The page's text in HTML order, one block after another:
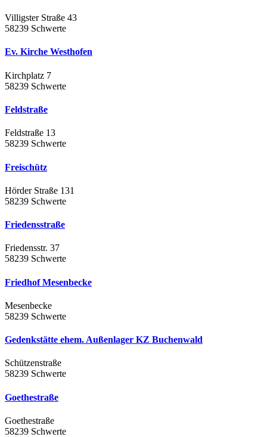
Villigster Straße 43
58239 Schwerte
Ev. Kirche Westhofen
Kirchplatz 7
58239 Schwerte
Feldstraße
Feldstraße 13
58239 Schwerte
Freischütz
Hörder Straße 131
58239 Schwerte
Friedensstraße
Friedensstr. 37
58239 Schwerte
Friedhof Mesenbecke
Mesenbecke
58239 Schwerte
Gedenkstätte ehem. Außenlager KZ Buchenwald
Schützenstraße
58239 Schwerte
Goethestraße
Goethestraße
58239 Schwerte